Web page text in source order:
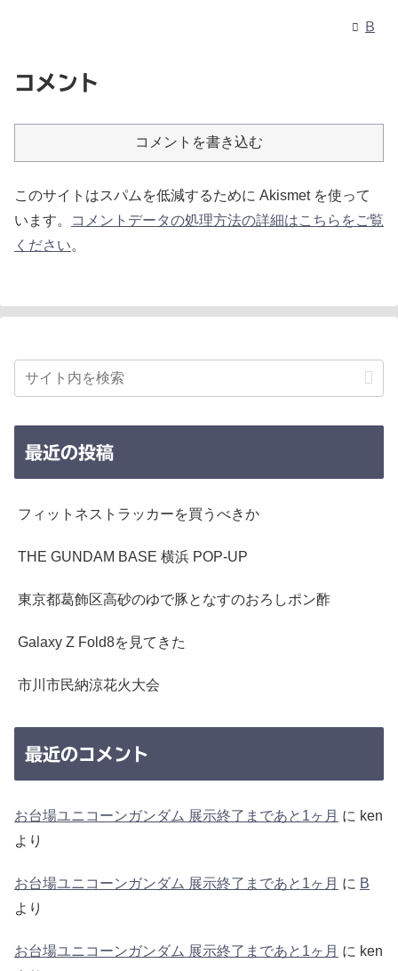
B
コメント
コメントを書き込む
このサイトはスパムを低減するために Akismet を使って
います。
コメントデータの処理方法の詳細はこちらをご覧
ください。
最近の投稿
フィットネストラッカーを買うべきか
THE GUNDAM BASE 横浜 POP-UP
東京都葛飾区高砂のゆで豚となすのおろしポン酢
Galaxy Z Fold8を見てきた
市川市民納涼花火大会
最近のコメント
お台場ユニコーンガンダム 展示終了まであと1ヶ月 に ken
より
お台場ユニコーンガンダム 展示終了まであと1ヶ月 に B
より
お台場ユニコーンガンダム 展示終了まであと1ヶ月 に ken